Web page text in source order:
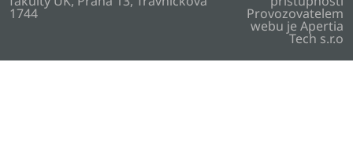
1744 Provozovatelem
webu je Apertia
Tech s.r.o